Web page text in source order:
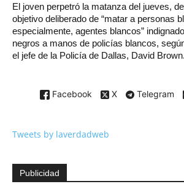
El joven perpetró la matanza del jueves,
objetivo deliberado de “matar a personas
especialmente, agentes blancos”
negros a manos de policías blancos,
el jefe de la Policía de Dallas, David Brown.
Facebook X Telegram
Tweets by laverdadweb
Publicidad